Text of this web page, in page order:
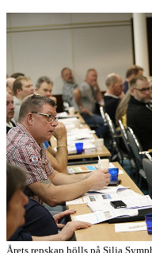
Årets repskap hölls på Silja